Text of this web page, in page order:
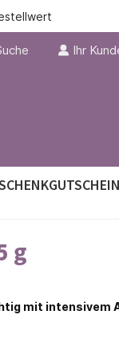
Ihr
g
mit intensivem